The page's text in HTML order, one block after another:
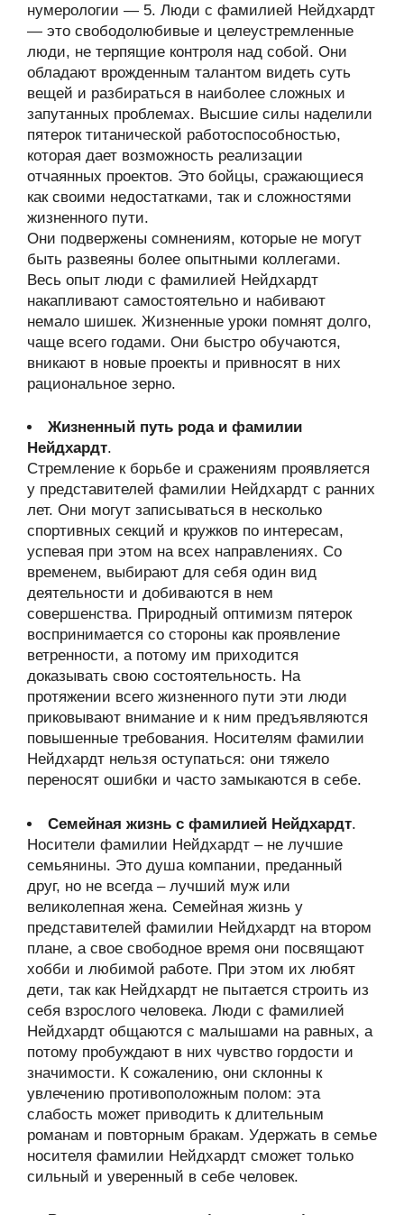
нумерологии — 5. Люди с фамилией Нейдхардт
— это свободолюбивые и целеустремленные
люди, не терпящие контроля над собой. Они
обладают врожденным талантом видеть суть
вещей и разбираться в наиболее сложных и
запутанных проблемах. Высшие силы наделили
пятерок титанической работоспособностью,
которая дает возможность реализации
отчаянных проектов. Это бойцы, сражающиеся
как своими недостатками, так и сложностями
жизненного пути.
Они подвержены сомнениям, которые не могут
быть развеяны более опытными коллегами.
Весь опыт люди с фамилией Нейдхардт
накапливают самостоятельно и набивают
немало шишек. Жизненные уроки помнят долго,
чаще всего годами. Они быстро обучаются,
вникают в новые проекты и привносят в них
рациональное зерно.
Жизненный путь рода и фамилии
Нейдхардт.
Стремление к борьбе и сражениям проявляется
у представителей фамилии Нейдхардт с ранних
лет. Они могут записываться в несколько
спортивных секций и кружков по интересам,
успевая при этом на всех направлениях. Со
временем, выбирают для себя один вид
деятельности и добиваются в нем
совершенства. Природный оптимизм пятерок
воспринимается со стороны как проявление
ветренности, а потому им приходится
доказывать свою состоятельность. На
протяжении всего жизненного пути эти люди
приковывают внимание и к ним предъявляются
повышенные требования. Носителям фамилии
Нейдхардт нельзя оступаться: они тяжело
переносят ошибки и часто замыкаются в себе.
Семейная жизнь с фамилией Нейдхардт.
Носители фамилии Нейдхардт – не лучшие
семьянины. Это душа компании, преданный
друг, но не всегда – лучший муж или
великолепная жена. Семейная жизнь у
представителей фамилии Нейдхардт на втором
плане, а свое свободное время они посвящают
хобби и любимой работе. При этом их любят
дети, так как Нейдхардт не пытается строить из
себя взрослого человека. Люди с фамилией
Нейдхардт общаются с малышами на равных, а
потому пробуждают в них чувство гордости и
значимости. К сожалению, они склонны к
увлечению противоположным полом: эта
слабость может приводить к длительным
романам и повторным бракам. Удержать в семье
носителя фамилии Нейдхардт сможет только
сильный и уверенный в себе человек.